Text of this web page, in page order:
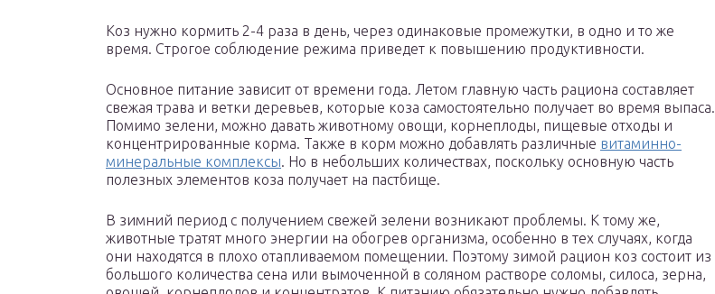
Коз нужно кормить 2-4 раза в день, через одинаковые промежутки, в одно и то же
время. Строгое соблюдение режима приведет к повышению продуктивности.
Основное питание зависит от времени года. Летом главную часть рациона составляет
свежая трава и ветки деревьев, которые коза самостоятельно получает во время выпаса.
Помимо зелени, можно давать животному овощи, корнеплоды, пищевые отходы и
концентрированные корма. Также в корм можно добавлять различные витаминно-
минеральные комплексы. Но в небольших количествах, поскольку основную часть
полезных элементов коза получает на пастбище.
В зимний период с получением свежей зелени возникают проблемы. К тому же,
животные тратят много энергии на обогрев организма, особенно в тех случаях, когда
они находятся в плохо отапливаемом помещении. Поэтому зимой рацион коз состоит из
большого количества сена или вымоченной в соляном растворе соломы, силоса, зерна,